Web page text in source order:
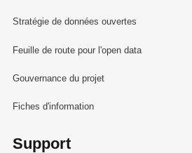
Stratégie de données ouvertes
Feuille de route pour l'open data
Gouvernance du projet
Fiches d'information
Support